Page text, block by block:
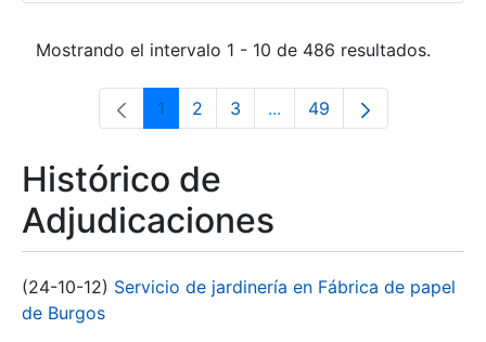
Mostrando el intervalo 1 - 10 de 486 resultados.
Página
1 Página
2 Página
3 ...Páginas intermedias Use
Página
49
Histórico de
Adjudicaciones
(24-10-12) Servicio de jardinería en Fábrica de papel
de Burgos